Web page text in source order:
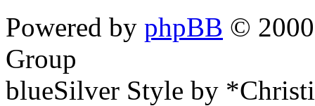
Powered by phpBB ©
Group
blueSilver Style by